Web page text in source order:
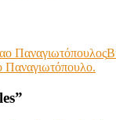
Παναγιωτόπουλο.